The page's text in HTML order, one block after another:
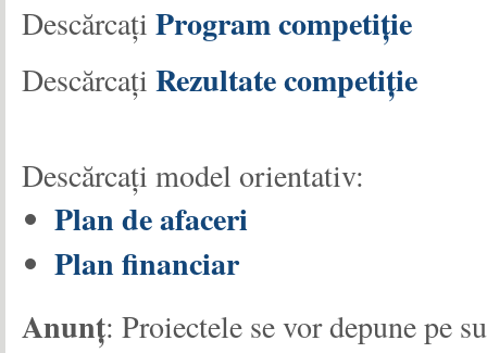
Descărcați Program competiție
Descărcați Rezultate competiție
Descărcați model orientativ:
Plan de afaceri
Plan financiar
Anunț: Proiectele se vor depune pe